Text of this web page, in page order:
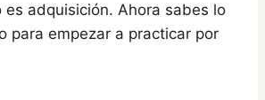
es adquisición. Ahora sabes lo
para empezar a practicar por